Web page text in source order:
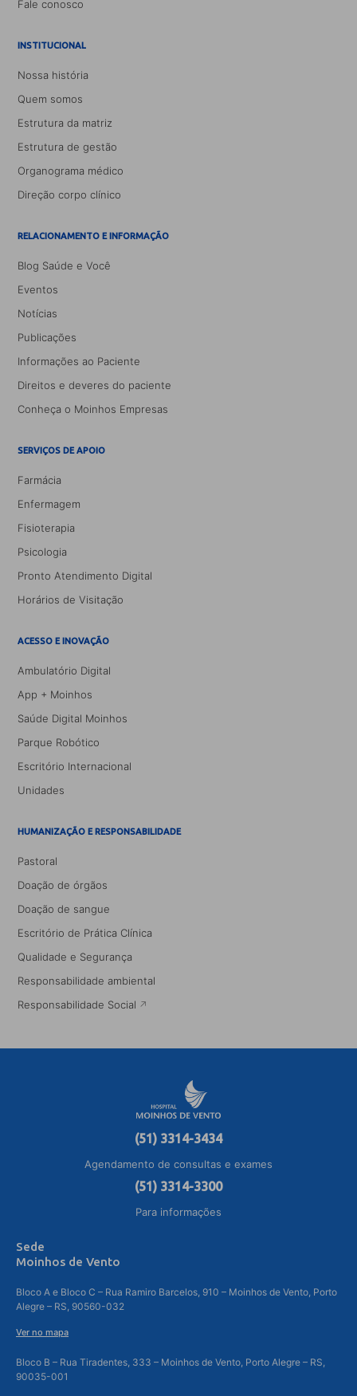
Fale conosco
INSTITUCIONAL
Nossa história
Quem somos
Estrutura da matriz
Estrutura de gestão
Organograma médico
Direção corpo clínico
RELACIONAMENTO E INFORMAÇÃO
Blog Saúde e Você
Eventos
Notícias
Publicações
Informações ao Paciente
Direitos e deveres do paciente
Conheça o Moinhos Empresas
SERVIÇOS DE APOIO
Farmácia
Enfermagem
Fisioterapia
Psicologia
Pronto Atendimento Digital
Horários de Visitação
ACESSO E INOVAÇÃO
Ambulatório Digital
App + Moinhos
Saúde Digital Moinhos
Parque Robótico
Escritório Internacional
Unidades
HUMANIZAÇÃO E RESPONSABILIDADE
Pastoral
Doação de órgãos
Doação de sangue
Escritório de Prática Clínica
Qualidade e Segurança
Responsabilidade ambiental
Responsabilidade Social
(51) 3314-3434
Agendamento de consultas e exames
(51) 3314-3300
Para informações
Sede
Moinhos de Vento
Bloco A e Bloco C – Rua Ramiro Barcelos, 910 – Moinhos de Vento, Porto
Alegre – RS, 90560-032
Ver no mapa
Bloco B – Rua Tiradentes, 333 – Moinhos de Vento, Porto Alegre – RS,
90035-001